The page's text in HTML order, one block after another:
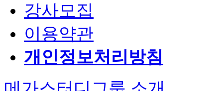
강사모집
이용약관
개인정보처리방침